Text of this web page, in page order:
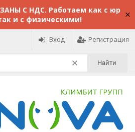
С НДС. Работаем как с юр
и с физическими!
Вход Регистрация
Найти